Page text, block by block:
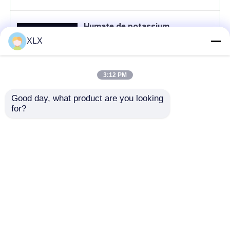
Humate de potassium
Continuer
XLX
3:12 PM
Good day, what product are you looking
for?